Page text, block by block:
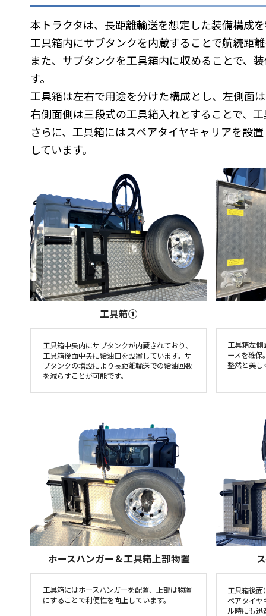
本トラクタは、長距離輸送を想定した装備構成
工具箱内にサブタンクを内蔵することで航続距
また、サブタンクを工具箱内に収めることで、
す。
工具箱は左右で用途を分けた構成とし、左側面
右側面側は三段式の工具箱入れとすることで、
さらに、工具箱にはスペアタイヤキャリアを設
しています。
工具箱①
工具箱中央内にサブタンクが内蔵されており、
工具箱後面中央に給油口を設置しています。サ
ブタンクの増設により長距離輸送での給油回数
を減らすことが可能です。
工具箱左側
ースを確保
整然と美し
ホースハンガー＆工具箱上部物置
工具箱にはホースハンガーを配置、上部は物置
にすることで利便性を向上しています。
工具箱後面
ペアタイヤ
ル時にも迅